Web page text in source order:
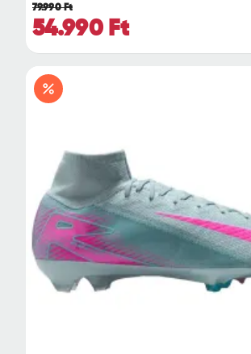
54.990 Ft
79.990 Ft